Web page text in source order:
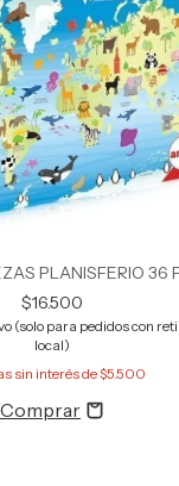
PLANISFERIO 36
$16.500
(solo para pedidos con
local)
sin interés de$5.500